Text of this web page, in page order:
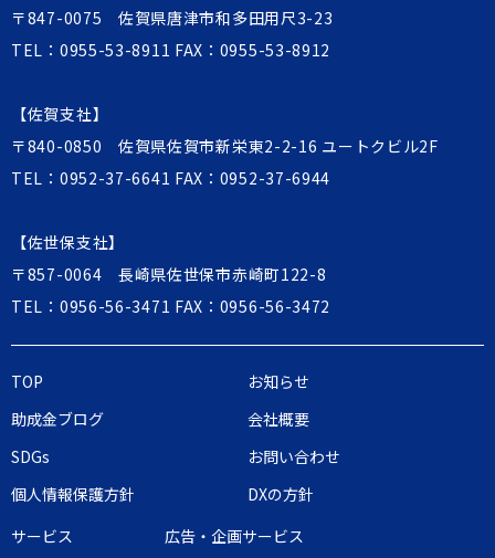
〒847-0075 佐賀県唐津市和多田用尺3-23
TEL： 0955-53-8911 FAX：0955-53-8912
【佐賀支社】
〒840-0850 佐賀県佐賀市新栄東2-2-16 ユートクビル2F
TEL： 0952-37-6641 FAX：0952-37-6944
【佐世保支社】
〒857-0064 長崎県佐世保市赤崎町122-8
TEL： 0956-56-3471 FAX：0956-56-3472
TOP
お知らせ
助成金ブログ
会社概要
SDGs
お問い合わせ
個人情報保護方針
DXの方針
サービス
広告・企画サービス